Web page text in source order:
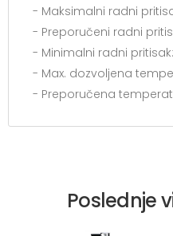
- Maksimalni radni
- Preporučeni radni
- Minimalni radni
- Max. dozvoljena
- Preporučena
Poslednje